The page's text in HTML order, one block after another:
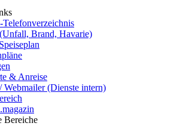
Brand, Havarie)
& Anreise
Webmailer (Dienste intern)
Bereiche